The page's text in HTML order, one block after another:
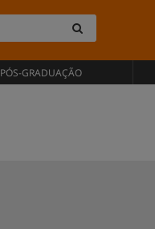
PÓS-GRADUAÇÃO